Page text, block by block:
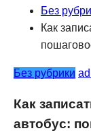
Без
Как
Без рубрики
Как
автобус: